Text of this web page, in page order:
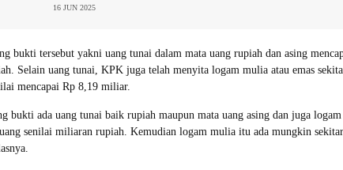
16 JUN 2025
bukti tersebut yakni uang tunai dalam mata uang rupiah dan asing
Selain uang tunai, KPK juga telah menyita logam mulia atau emas
mencapai Rp 8,19 miliar.
bukti ada uang tunai baik rupiah maupun mata uang asing dan juga logam
senilai miliaran rupiah. Kemudian logam mulia itu ada mungkin